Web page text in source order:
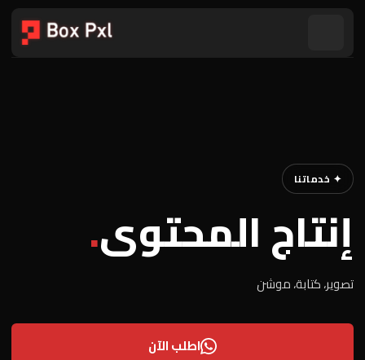
✦ خدماتنا
إنتاج المحتوى.
تصوير، كتابة، موشن
اطلب الآن